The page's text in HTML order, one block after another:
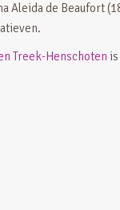
Aleida de Beaufort
Treek-Henschoten